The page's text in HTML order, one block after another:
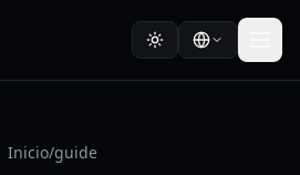
Inicio/guide